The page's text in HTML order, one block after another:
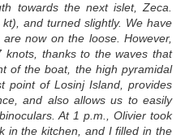
towards the next islet, Zeca.
and turned slightly. We have
now on the loose. However,
thanks to the waves that
of the boat, the high pyramidal
point of Losinj Island, provides
and also allows us to easily
At 1 p.m., Olivier took
in the kitchen, and I filled in the